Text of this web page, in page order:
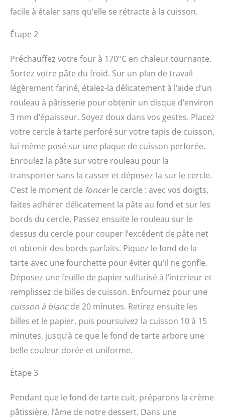
facile à étaler sans qu’elle se rétracte à la cuisson.
Étape 2
Préchauffez votre four à 170°C en chaleur tournante.
Sortez votre pâte du froid. Sur un plan de travail
légèrement fariné, étalez-la délicatement à l’aide d’un
rouleau à pâtisserie pour obtenir un disque d’environ
3 mm d’épaisseur. Soyez doux dans vos gestes. Placez
votre cercle à tarte perforé sur votre tapis de cuisson,
lui-même posé sur une plaque de cuisson perforée.
Enroulez la pâte sur votre rouleau pour la
transporter sans la casser et déposez-la sur le cercle.
C’est le moment de foncerle cercle : avec vos doigts,
faites adhérer délicatement la pâte au fond et sur les
bords du cercle. Passez ensuite le rouleau sur le
dessus du cercle pour couper l’excédent de pâte net
et obtenir des bords parfaits. Piquez le fond de la
tarte avec une fourchette pour éviter qu’il ne gonfle.
Déposez une feuille de papier sulfurisé à l’intérieur et
remplissez de billes de cuisson. Enfournez pour une
cuisson à blancde 20 minutes. Retirez ensuite les
billes et le papier, puis poursuivez la cuisson 10 à 15
minutes, jusqu’à ce que le fond de tarte arbore une
belle couleur dorée et uniforme.
Étape 3
Pendant que le fond de tarte cuit, préparons la crème
pâtissière, l’âme de notre dessert. Dans une